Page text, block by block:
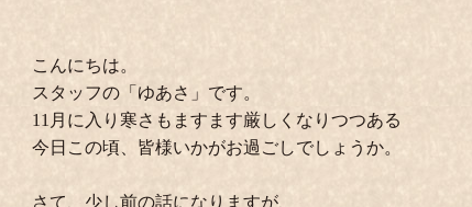
こんにちは。
スタッフの「ゆあさ」です。
11月に入り寒さもますます厳しくなりつつある
今日この頃、皆様いかがお過ごしでしょうか。
さて、少し前の話になりますが、